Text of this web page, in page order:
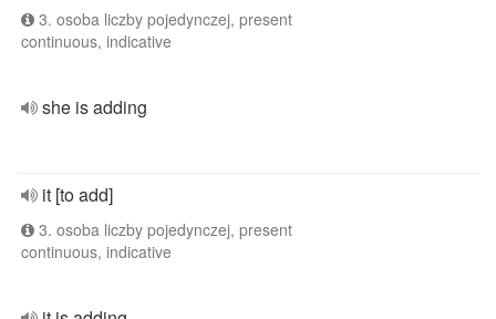
3. osoba liczby pojedynczej, present
continuous, indicative
she is adding
it [to add]
3. osoba liczby pojedynczej, present
continuous, indicative